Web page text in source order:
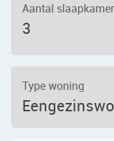
Aantal
3
Type woning